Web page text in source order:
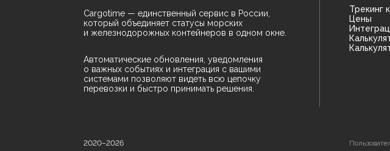
Cargotime — единственный сервис в России,
который объединяет статусы морских
и железнодорожных контейнеров в одном окне.
Автоматические обновления, уведомления
о важных событиях и интеграция с вашими
системами позволяют видеть всю цепочку
перевозки и быстро принимать решения.
Трекинг
Цены
2020–2026